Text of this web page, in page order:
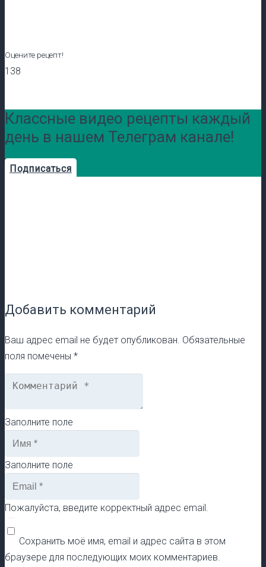
Оцените рецепт!
138
Классные видео рецепты каждый
день в нашем Телеграм канале!
Подписаться
Добавить комментарий
Ваш адрес email не будет опубликован. Обязательные
поля помечены *
Заполните поле
Заполните поле
Пожалуйста, введите корректный адрес email.
Сохранить моё имя, email и адрес сайта в этом
браузере для последующих моих комментариев.